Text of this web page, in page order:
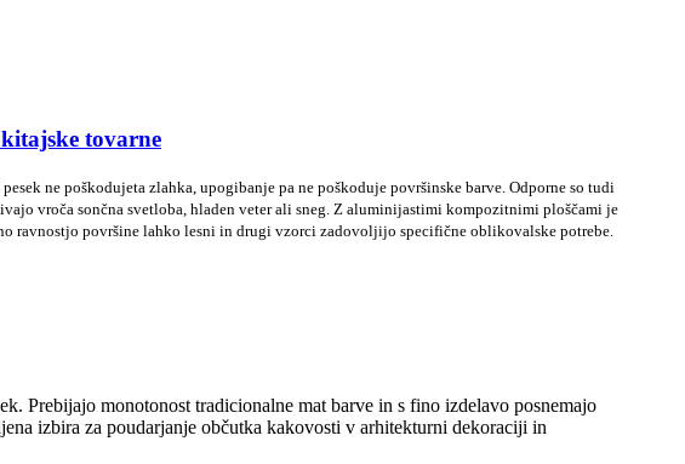
tovarne
ne poškodujeta zlahka, upogibanje pa ne poškoduje površinske barve. Odporne so tudi
vroča sončna svetloba, hladen veter ali sneg. Z aluminijastimi kompozitnimi ploščami je
ravnostjo površine lahko lesni in drugi vzorci zadovoljijo specifične oblikovalske potrebe.
Prebijajo monotonost tradicionalne mat barve in s fino izdelavo posnemajo
izbira za poudarjanje občutka kakovosti v arhitekturni dekoraciji in